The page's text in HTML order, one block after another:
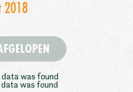
2018
data was found
was found